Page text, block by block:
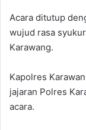
‎Acara ditutup
wujud rasa
Karawang.
‎Kapolres
jajaran Polres
acara.